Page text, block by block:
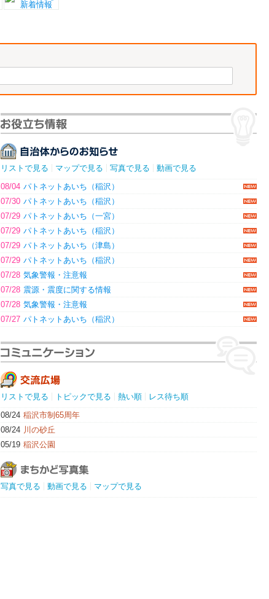
リストで見る マップで見る 写真で見る
動画で見る
08/04 パトネットあいち（稲沢）
07/30 パトネットあいち（稲沢）
07/29 パトネットあいち（一宮）
07/29 パトネットあいち（稲沢）
07/29 パトネットあいち（津島）
07/29 パトネットあいち（稲沢）
07/28 気象警報・注意報
07/28 震源・震度に関する情報
07/28 気象警報・注意報
07/27 パトネットあいち（稲沢）
リストで見る トピックで見る 熱い順
レス待ち順
08/24 稲沢市制65周年
08/24 川の砂丘
05/19 稲沢公園
写真で見る 動画で見る マップで見る